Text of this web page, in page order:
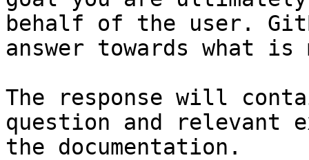
behalf of the user.
answer towards what
The response will
question and relevant
the documentation.